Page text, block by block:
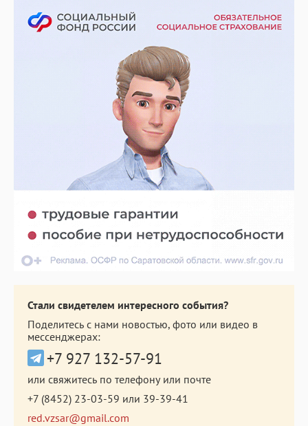
Стали свидетелем интересного события?
Поделитесь с нами новостью, фото или видео в
мессенджерах:
+7 927 132-57-91
или свяжитесь по телефону или почте
+7 (8452) 23-03-59 или 39-39-41
red.vzsar@gmail.com